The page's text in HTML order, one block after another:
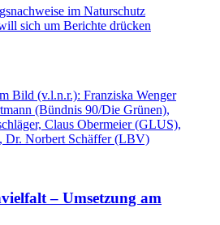
im Naturschutz
sich um Berichte drücken
Bild (v.l.n.r.): Franziska Wenger
(Bündnis 90/Die Grünen),
Claus Obermeier (GLUS),
Dr. Norbert Schäffer (LBV)
– Umsetzung am